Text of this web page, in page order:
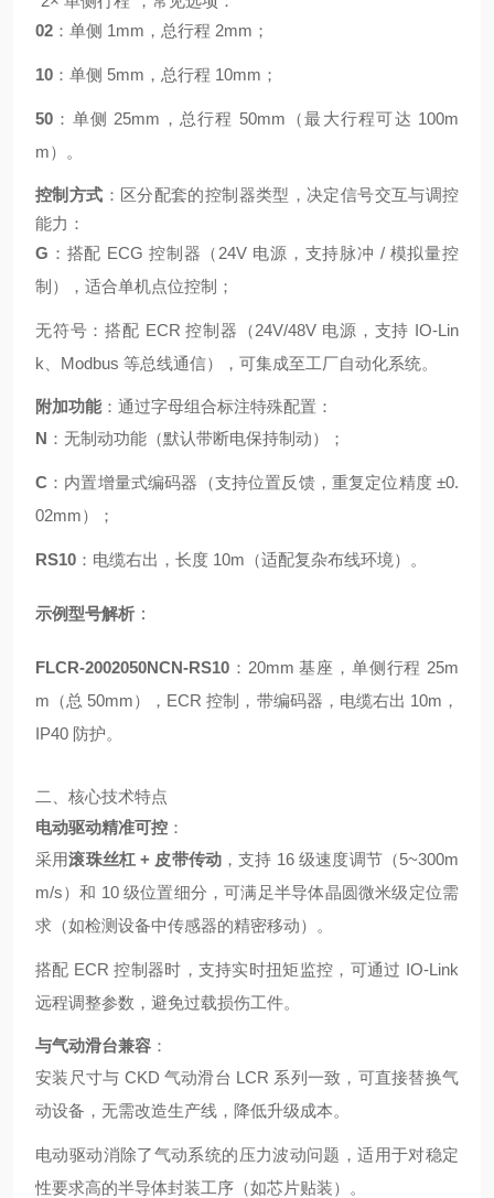
02 ：单侧 1mm，总行程 2mm；
10 ：单侧 5mm，总行程 10mm；
50 ：单侧 25mm，总行程 50mm（最大行程可达 100m
m）。
控制方式 ：区分配套的控制器类型，决定信号交互与调控
能力：
G ：搭配 ECG 控制器（24V 电源，支持脉冲 / 模拟量控
制），适合单机点位控制；
无符号：搭配 ECR 控制器（24V/48V 电源，支持 IO-Lin
k、Modbus 等总线通信），可集成至工厂自动化系统。
附加功能 ：通过字母组合标注特殊配置：
N ：无制动功能（默认带断电保持制动）；
C ：内置增量式编码器（支持位置反馈，重复定位精度 ±0.
02mm）；
RS10 ：电缆右出，长度 10m（适配复杂布线环境）。
示例型号解析 ：
FLCR-2002050NCN-RS10 ：20mm 基座，单侧行程 25m
m（总 50mm），ECR 控制，带编码器，电缆右出 10m，
IP40 防护。
二、核心技术特点
电动驱动精准可控 ：
采用滚珠丝杠 + 皮带传动 ，支持 16 级速度调节（5~300m
m/s）和 10 级位置细分，可满足半导体晶圆微米级定位需
求（如检测设备中传感器的精密移动）。
搭配 ECR 控制器时，支持实时扭矩监控，可通过 IO-Link
远程调整参数，避免过载损伤工件。
与气动滑台兼容 ：
安装尺寸与 CKD 气动滑台 LCR 系列一致，可直接替换气
动设备，无需改造生产线，降低升级成本。
电动驱动消除了气动系统的压力波动问题，适用于对稳定
性要求高的半导体封装工序（如芯片贴装）。